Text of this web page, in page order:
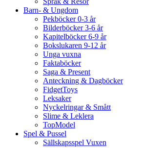
Barn- & Ungdom
Pekböcker 0-3 år
Bilderböcker 3-6 år
Kapitelböcker 6-9 år
Bokslukaren 9-12 år
Unga vuxna
Faktaböcker
Saga & Present
Anteckning & Dagböcker
FidgetToys
Leksaker
Nyckelringar & Smått
Slime & Leklera
TopModel
Spel & Pussel
Sällskapsspel Vuxen